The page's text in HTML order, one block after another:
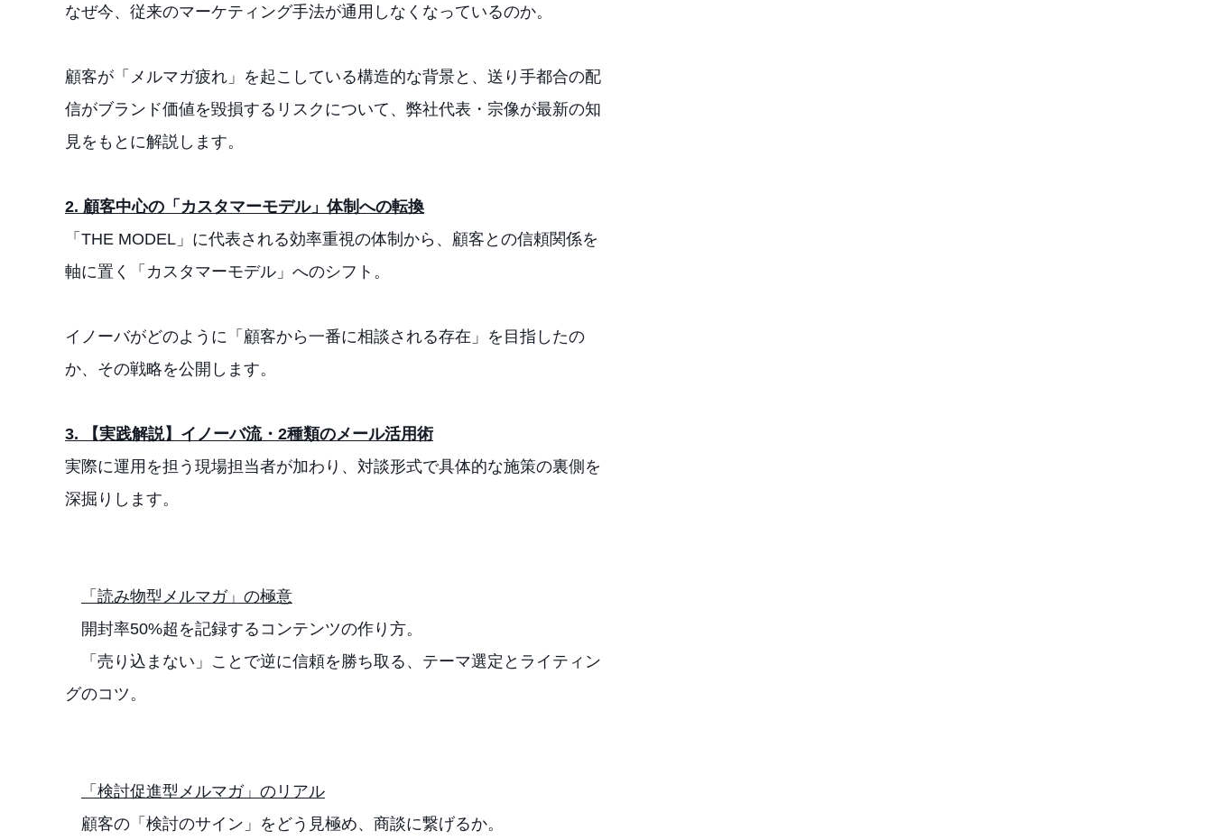
なぜ今、従来のマーケティング手法が通用しなくなっているのか。
顧客が「メルマガ疲れ」を起こしている構造的な背景と、送り手都合の配
信がブランド価値を毀損するリスクについて、弊社代表・宗像が最新の知
見をもとに解説します。
2. 顧客中心の「カスタマーモデル」体制への転換
「THE MODEL」に代表される効率重視の体制から、顧客との信頼関係を
軸に置く「カスタマーモデル」へのシフト。
イノーバがどのように「顧客から一番に相談される存在」を目指したの
か、その戦略を公開します。
3. 【実践解説】イノーバ流・2種類のメール活用術
実際に運用を担う現場担当者が加わり、対談形式で具体的な施策の裏側を
深掘りします。
「読み物型メルマガ」の極意
開封率50%超を記録するコンテンツの作り方。
「売り込まない」ことで逆に信頼を勝ち取る、テーマ選定とライティン
グのコツ。
「検討促進型メルマガ」のリアル
顧客の「検討のサイン」をどう見極め、商談に繋げるか。